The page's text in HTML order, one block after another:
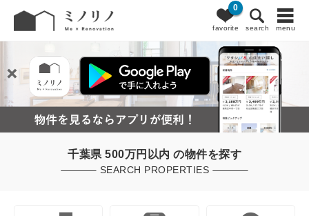
favorite
0
search menu
千葉県 500万円以内 の物件を探す
SEARCH PROPERTIES